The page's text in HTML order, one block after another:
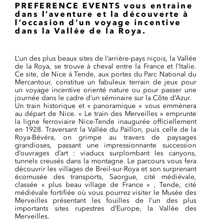
PREFERENCE EVENTS vous entraine
dans l’aventure et la découverte à
l’occasion d’un voyage incentive
dans la Vallée de la Roya.
L’un des plus beaux sites de l’arrière-pays niçois, la Vallée
de la Roya, se trouve à cheval entre la France et l’Italie.
Ce site, de Nice à Tende, aux portes du Parc National du
Mercantour, constitue un fabuleux terrain de jeux pour
un voyage incentive orienté nature ou pour passer une
journée dans le cadre d’un séminaire sur la Côte d’Azur.
Un train historique et « panoramique » vous emmènera
au départ de Nice. « Le train des Merveilles » emprunte
la ligne ferroviaire Nice-Tende inaugurée officiellement
en 1928. Traversant la Vallée du Paillon, puis celle de la
Roya-Bévéra, on grimpe au travers de paysages
grandioses, passant une impressionnante succession
d’ouvrages d’art : viaducs surplombant les canyons,
tunnels creusés dans la montagne. Le parcours vous fera
découvrir les villages de Breil-sur-Roya et son surprenant
écomusée des transports, Saorgue, cité médiévale,
classée « plus beau village de France » , Tende, cité
médiévale fortifiée où vous pourrez visiter le Musée des
Merveilles présentant les fouilles de l’un des plus
importants sites rupestres d’Europe, la Vallée des
Merveilles.